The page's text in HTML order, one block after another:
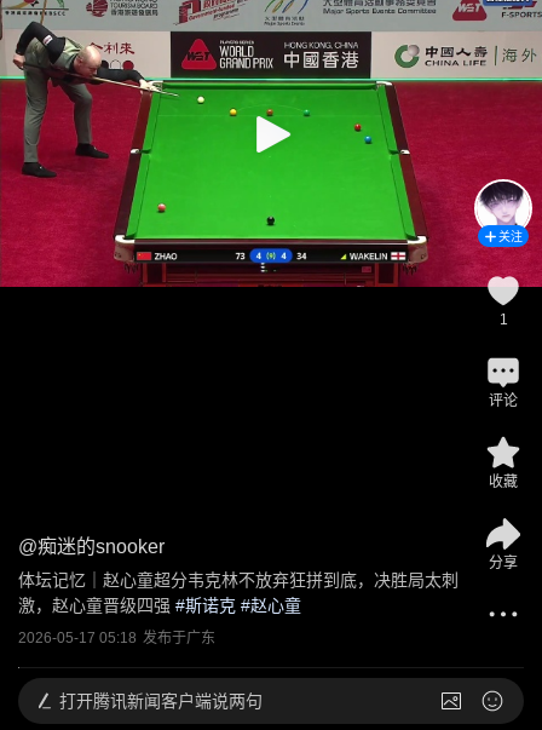
@痴迷的snooker
体坛记忆｜赵心童超分韦克林不放弃狂拼到底，决胜局太刺
激，赵心童晋级四强 #斯诺克 #赵心童
2026-05-17 05:18 发布于广东
关注
1
评论
收藏
分享
打开腾讯新闻客户端说两句